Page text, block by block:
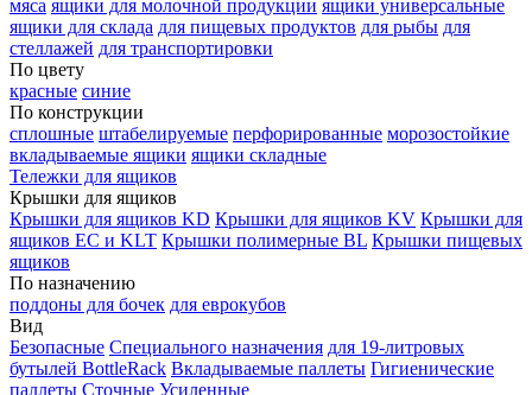
мяса ящики для молочной продукции ящики универсальные
ящики для склада для пищевых продуктов для рыбы для
стеллажей для транспортировки
По цвету
красные синие
По конструкции
сплошные штабелируемые перфорированные морозостойкие
вкладываемые ящики ящики складные
Тележки для ящиков
Крышки для ящиков
Крышки для ящиков KD Крышки для ящиков KV Крышки для
ящиков EC и KLT Крышки полимерные BL Крышки пищевых
ящиков
По назначению
поддоны для бочек для еврокубов
Вид
Безопасные Специального назначения для 19-литровых
бутылей BottleRack Вкладываемые паллеты Гигиенические
паллеты Сточные Усиленные